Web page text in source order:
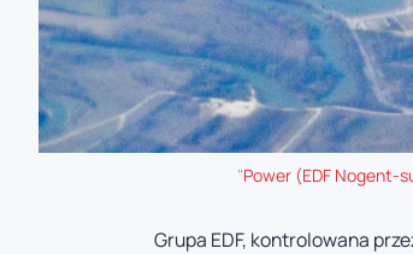
"Power (EDF Nogent-
Grupa EDF, kontrolowana